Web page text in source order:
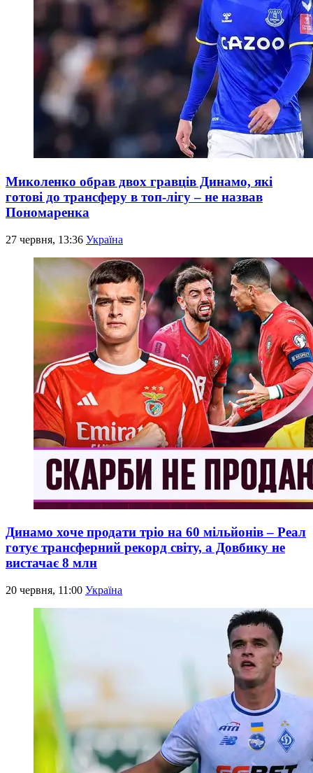
Миколенко обрав двох гравців Динамо, які
готові до трансферу в топ-лігу – не назвав
Пономаренка
27 червня, 13:36 Україна
Динамо хоче продати тріо на 60 мільйонів – Реал
готує трансферний рекорд світу, а Довбику не
вистачає 8 млн
20 червня, 11:00 Україна